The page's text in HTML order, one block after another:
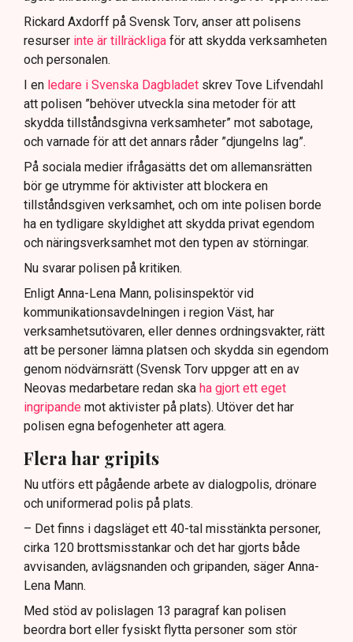
att navigera juridiska rättigheter och gränser.
Rickard Axdorff på Svensk Torv, anser att polisens
resurser inte är tillräckliga för att skydda verksamheten
och personalen.
I en ledare i Svenska Dagbladet skrev Tove Lifvendahl
att polisen ”behöver utveckla sina metoder för att
skydda tillståndsgivna verksamheter” mot sabotage,
och varnade för att det annars råder ”djungelns lag”.
På sociala medier ifrågasätts det om allemansrätten
bör ge utrymme för aktivister att blockera en
tillståndsgiven verksamhet, och om inte polisen borde
ha en tydligare skyldighet att skydda privat egendom
och näringsverksamhet mot den typen av störningar.
Nu svarar polisen på kritiken.
Enligt Anna-Lena Mann, polisinspektör vid
kommunikationsavdelningen i region Väst, har
verksamhetsutövaren, eller dennes ordningsvakter, rätt
att be personer lämna platsen och skydda sin egendom
genom nödvärnsrätt (Svensk Torv uppger att en av
Neovas medarbetare redan ska ha gjort ett eget
ingripande mot aktivister på plats). Utöver det har
polisen egna befogenheter att agera.
Flera har gripits
Nu utförs ett pågående arbete av dialogpolis, drönare
och uniformerad polis på plats.
– Det finns i dagsläget ett 40-tal misstänkta personer,
cirka 120 brottsmisstankar och det har gjorts både
avvisanden, avlägsnanden och gripanden, säger Anna-
Lena Mann.
Med stöd av polislagen 13 paragraf kan polisen
beordra bort eller fysiskt flytta personer som stör